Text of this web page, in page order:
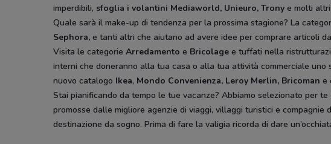
imperdibili, sfoglia i volantini Mediaworld, Unieuro, Trony e molti
Quale sarà il make-up di tendenza per la prossima stagione? La
Sephora, e tanti altri che aiutano ad avere idee per comprare articoli
Visita le categorie Arredamento e Bricolage e tuffati nella
interni che doneranno alla tua casa o alla tua attività commerciale
nuovo catalogo Ikea, Mondo Convenienza, Leroy Merlin, Bricoman e
Stai pianificando da tempo le tue vacanze? Abbiamo selezionato per te
promosse dalle migliore agenzie di viaggi, villaggi turistici e compagnie
destinazione da sogno. Prima di fare la valigia ricorda di dare